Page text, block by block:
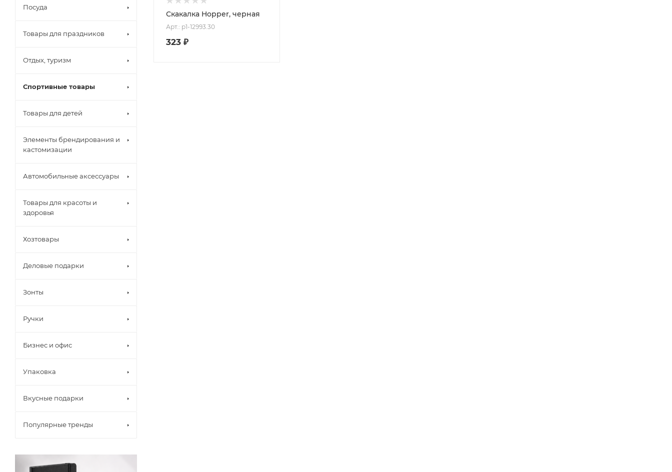
Скакалка Hopper, черная
Арт.: p1-12993.30
323 ₽
Посуда
Товары для праздников
Отдых, туризм
Спортивные товары
Товары для детей
Элементы брендирования и
кастомизации
Автомобильные аксессуары
Товары для красоты и
здоровья
Хозтовары
Деловые подарки
Зонты
Ручки
Бизнес и офис
Упаковка
Вкусные подарки
Популярные тренды